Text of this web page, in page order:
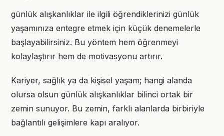
günlük alışkanlıklar ile ilgili öğrendiklerinizi günlük
yaşamınıza entegre etmek için küçük denemelerle
başlayabilirsiniz. Bu yöntem hem öğrenmeyi
kolaylaştırır hem de motivasyonu artırır.
Kariyer, sağlık ya da kişisel yaşam; hangi alanda
olursa olsun günlük alışkanlıklar bilinci ortak bir
zemin sunuyor. Bu zemin, farklı alanlarda birbiriyle
bağlantılı gelişimlere kapı aralıyor.